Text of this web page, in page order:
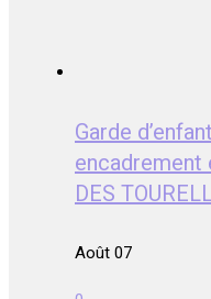
Garde
encadrement
DES
Août 07